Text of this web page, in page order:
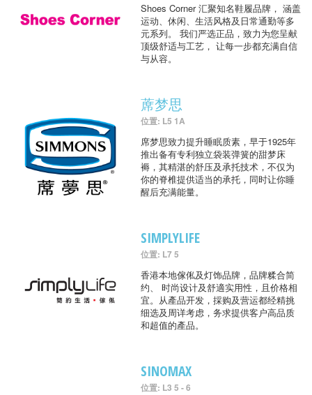
Shoes Corner 汇聚知名鞋履品牌， 涵盖
运动、休闲、生活风格及日常通勤等多
元系列。 我们严选正品，致力为您呈献
顶级舒适与工艺， 让每一步都充满自信
与从容。
蓆梦思
位置: L5 1A
席梦思致力提升睡眠质素，早于1925年
推出备有专利独立袋装弹簧的甜梦床
褥，其精湛的舒压及承托技术，不仅为
你的脊椎提供适当的承托，同时让你睡
醒后充满能量。
SIMPLYLIFE
位置: L7 5
香港本地傢俬及灯饰品牌，品牌糅合简
约、 时尚设计及舒適实用性，且价格相
宜。从產品开发，採购及营运都经精挑
细选及周详考虑，务求提供客户高品质
和超值的產品。
SINOMAX
位置: L3 5 - 6